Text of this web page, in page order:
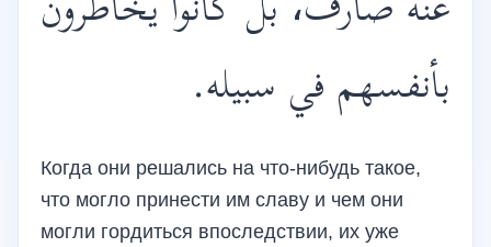
بأنفسهم في سبيله.
Когда они решались на что-нибудь такое,
что могло принести им славу и чем они
могли гордиться впоследствии, их уже